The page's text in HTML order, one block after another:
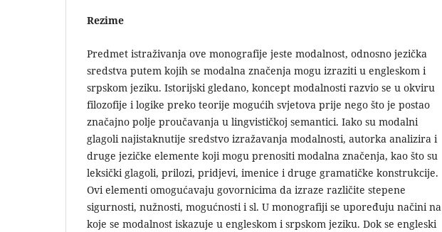
Rezime
Predmet istraživanja ove monografije jeste modalnost, odnosno jezička
sredstva putem kojih se modalna značenja mogu izraziti u engleskom i
srpskom jeziku. Istorijski gledano, koncept modalnosti razvio se u okviru
filozofije i logike preko teorije mogućih svjetova prije nego što je postao
značajno polje proučavanja u lingvističkoj semantici. Iako su modalni
glagoli najistaknutije sredstvo izražavanja modalnosti, autorka analizira i
druge jezičke elemente koji mogu prenositi modalna značenja, kao što su
leksički glagoli, prilozi, pridjevi, imenice i druge gramatičke konstrukcije.
Ovi elementi omogućavaju govornicima da izraze različite stepene
sigurnosti, nužnosti, mogućnosti i sl. U monografiji se upoređuju načini na
koje se modalnost iskazuje u engleskom i srpskom jeziku. Dok se engleski